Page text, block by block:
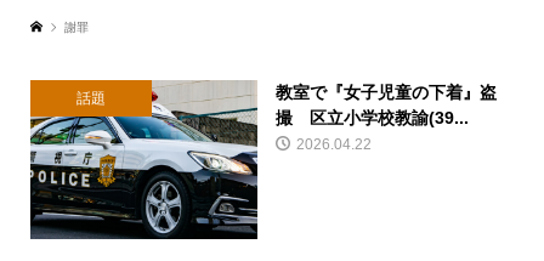
謝罪
話題
教室で『女子児童の下着』盗
撮 区立小学校教諭(39...
2026.04.22